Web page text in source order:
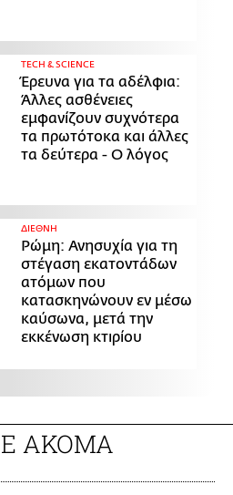
ΤECH & SCIENCE
Έρευνα για τα αδέλφια:
Άλλες ασθένειες
εμφανίζουν συχνότερα
τα πρωτότοκα και άλλες
τα δεύτερα - Ο λόγος
ΔΙΕΘΝΗ
Ρώμη: Ανησυχία για τη
στέγαση εκατοντάδων
ατόμων που
κατασκηνώνουν εν μέσω
καύσωνα, μετά την
εκκένωση κτιρίου
ΑΚΟΜΑ